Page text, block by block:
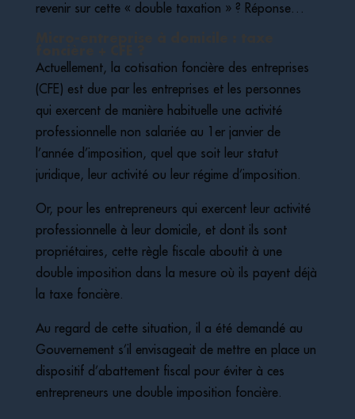
revenir sur cette « double taxation » ? Réponse…
Actuellement, la cotisation foncière des entreprises
(CFE) est due par les entreprises et les personnes
qui exercent de manière habituelle une activité
professionnelle non salariée au 1er janvier de
l’année d’imposition, quel que soit leur statut
juridique, leur activité ou leur régime d’imposition.
Or, pour les entrepreneurs qui exercent leur activité
professionnelle à leur domicile, et dont ils sont
propriétaires, cette règle fiscale aboutit à une
double imposition dans la mesure où ils payent déjà
la taxe foncière.
Au regard de cette situation, il a été demandé au
Gouvernement s’il envisageait de mettre en place un
dispositif d’abattement fiscal pour éviter à ces
entrepreneurs une double imposition foncière.